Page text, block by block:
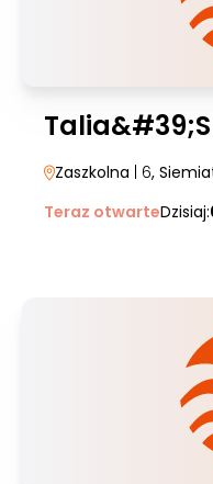
Zaszkolna | 6,
Teraz otwarteDzisiaj: